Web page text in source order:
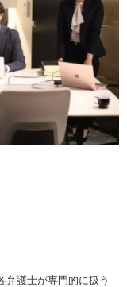
弁護士が専門的に扱う